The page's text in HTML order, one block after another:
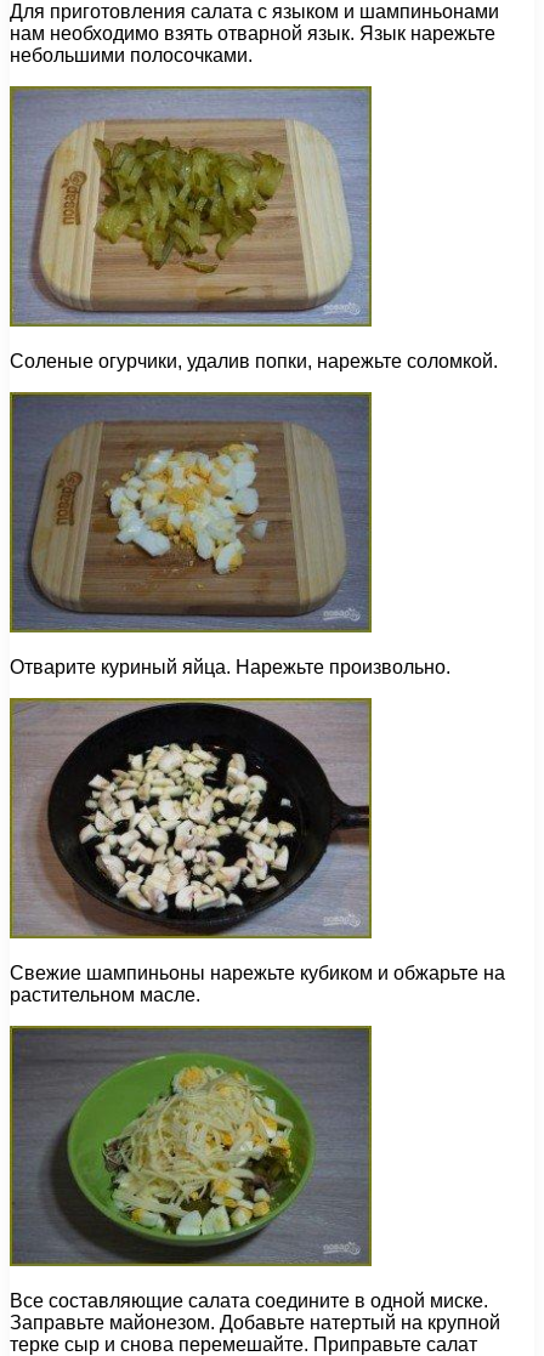
Для приготовления салата с языком и шампиньонами
нам необходимо взять отварной язык. Язык нарежьте
небольшими полосочками.
Соленые огурчики, удалив попки, нарежьте соломкой.
Отварите куриный яйца. Нарежьте произвольно.
Свежие шампиньоны нарежьте кубиком и обжарьте на
растительном масле.
Все составляющие салата соедините в одной миске.
Заправьте майонезом. Добавьте натертый на крупной
терке сыр и снова перемешайте. Приправьте салат